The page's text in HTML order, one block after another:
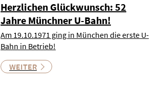
Herzlichen Glückwunsch: 52
Jahre Münchner U-Bahn!
Am 19.10.1971 ging in München die erste U-
Bahn in Betrieb!
WEITER